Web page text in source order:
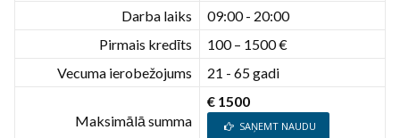
Darba laiks
09:00 - 20:00
Pirmais kredīts
100 – 1500 €
Vecuma ierobežojums
21 - 65 gadi
Maksimālā summa
€ 1500
SAŅEMT NAUDU